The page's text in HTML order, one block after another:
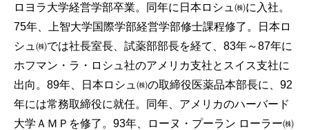
ロヨラ大学経営学部卒業。同年に日本ロシュ㈱に入社。
75年、上智大学国際学部経営学部修士課程修了。日本ロ
シュ㈱では社長室長、試薬部部長を経て、83年～87年に
ホフマン・ラ・ロシュ社のアメリカ支社とスイス支社に
出向。89年、日本ロシュ㈱の取締役医薬品本部長に、92
年には常務取締役に就任。同年、アメリカのハーバード
大学ＡＭＰを修了。93年、ローヌ・プーラン ローラー㈱